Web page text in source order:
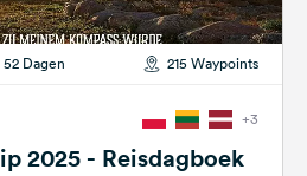
52 Dagen 215 Waypoints
+3
2025 - Reisdagboek